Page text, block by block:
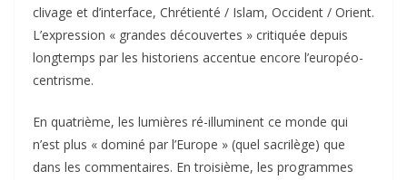
clivage et d’interface, Chrétienté / Islam, Occident / Orient.
L’expression « grandes découvertes » critiquée depuis
longtemps par les historiens accentue encore l’européo-
centrisme.
En quatrième, les lumières ré-illuminent ce monde qui
n’est plus « dominé par l’Europe » (quel sacrilège) que
dans les commentaires. En troisième, les programmes